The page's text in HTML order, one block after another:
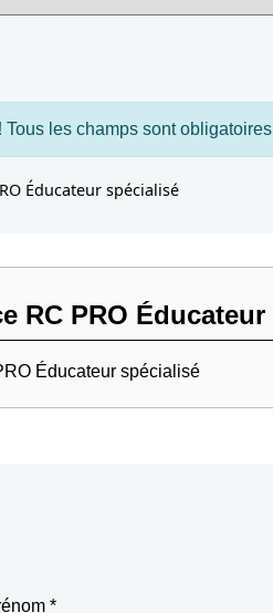
Tous les champs sont
Éducateur spécialisé
RC PRO
Éducateur spécialisé
*